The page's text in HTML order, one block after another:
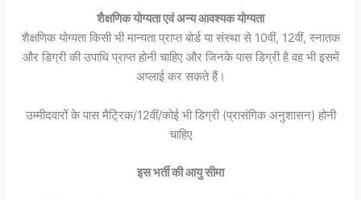
शैक्षणिक योग्यता एवं अन्य आवश्यक योग्यता
शैक्षणिक योग्यता किसी भी मान्यता प्राप्त बोर्ड या संस्था से 10वीं, 12वीं, स्नातक
और डिग्री की उपाधि प्राप्त होनी चाहिए और जिनके पास डिग्री है वह भी इसमें
अप्लाई कर सकते हैं।
उम्मीदवारों के पास मैट्रिक/12वीं/कोई भी डिग्री (प्रासंगिक अनुशासन) होनी
चाहिए
इस भर्ती की आयु सीमा